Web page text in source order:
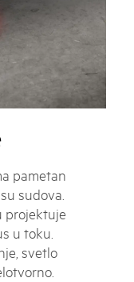
pametan
sudova.
projektuje
u toku.
svetlo